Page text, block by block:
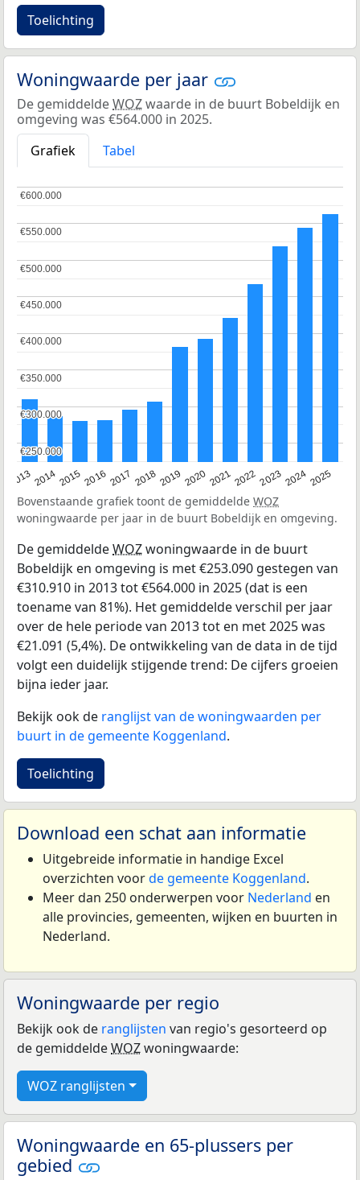
Toelichting
Woningwaarde per jaar
De gemiddeldeWOZwaarde in de buurt Bobeldijk en
omgeving was €564.000 in 2025.
Grafiek
Tabel
20132014201520162017 20182019 202020212022202320242025
€250.000
€250.000
€300.000
€300.000
€350.000
€350.000
€400.000
€400.000
€450.000
€450.000
€500.000
€500.000
€550.000
€550.000
€600.000
€600.000
Bovenstaande grafiek toont de gemiddelde WOZ
woningwaarde per jaar in de buurt Bobeldijk en omgeving.
De gemiddeldeWOZwoningwaarde in de buurt
Bobeldijk en omgeving is met €253.090 gestegen van
€310.910 in 2013 tot €564.000 in 2025 (dat is een
toename van 81%). Het gemiddelde verschil per jaar
over de hele periode van 2013 tot en met 2025 was
€21.091 (5,4%). De ontwikkeling van de data in de tijd
volgt een duidelijk stijgende trend: De cijfers groeien
bijna ieder jaar.
Bekijk ook de ranglijst van de woningwaarden per
buurt in de gemeente Koggenland.
Toelichting
Download een schat aan informatie
Uitgebreide informatie in handige Excel
overzichten voorde gemeente Koggenland.
Meer dan 250 onderwerpen voor Nederland en
alle provincies, gemeenten, wijken en buurten in
Nederland.
Woningwaarde per regio
Bekijk ook de ranglijsten van regio's gesorteerd op
de gemiddeldeWOZwoningwaarde:
WOZ ranglijsten
Woningwaarde en 65-plussers per
gebied